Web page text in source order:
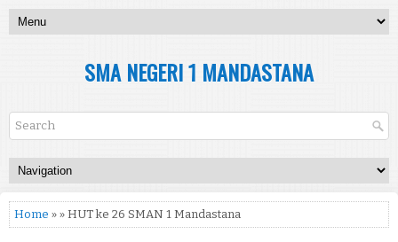
SMA NEGERI 1 MANDASTANA
Home » » HUT ke 26 SMAN 1 Mandastana